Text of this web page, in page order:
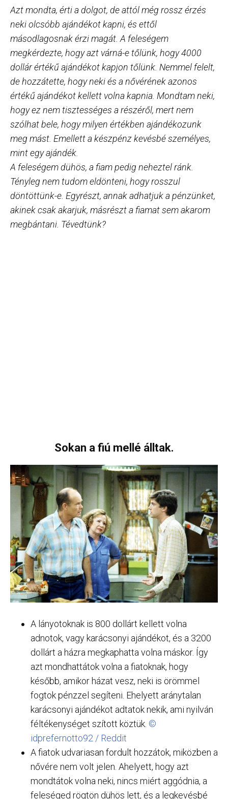
Azt mondta, érti a dolgot, de attól még rossz érzés
neki olcsóbb ajándékot kapni, és ettől
másodlagosnak érzi magát. A feleségem
megkérdezte, hogy azt várná-e tőlünk, hogy 4000
dollár értékű ajándékot kapjon tőlünk. Nemmel felelt,
de hozzátette, hogy neki és a nővérének azonos
értékű ajándékot kellett volna kapnia. Mondtam neki,
hogy ez nem tisztességes a részéről, mert nem
szólhat bele, hogy milyen értékben ajándékozunk
meg mást. Emellett a készpénz kevésbé személyes,
mint egy ajándék.
A feleségem dühös, a fiam pedig neheztel ránk.
Tényleg nem tudom eldönteni, hogy rosszul
döntöttünk-e. Egyrészt, annak adhatjuk a pénzünket,
akinek csak akarjuk, másrészt a fiamat sem akarom
megbántani. Tévedtünk?
Sokan a fiú mellé álltak.
A lányotoknak is 800 dollárt kellett volna
adnotok, vagy karácsonyi ajándékot, és a 3200
dollárt a házra megkaphatta volna máskor. Így
azt mondhattátok volna a fiatoknak, hogy
később, amikor házat vesz, neki is örömmel
fogtok pénzzel segíteni. Ehelyett aránytalan
karácsonyi ajándékot adtatok nekik, ami nyilván
féltékenységet szított köztük. ©
idprefernotto92 / Reddit
A fiatok udvariasan fordult hozzátok, miközben a
nővére nem volt jelen. Ahelyett, hogy azt
mondtátok volna neki, nincs miért aggódnia, a
feleséged rögtön dühös lett, és a legkevésbé